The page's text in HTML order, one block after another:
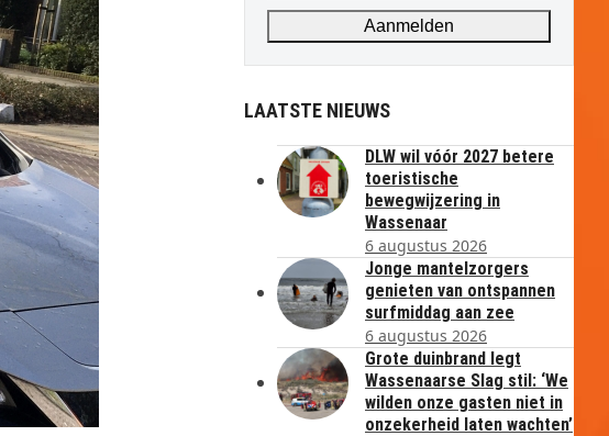
Aanmelden
LAATSTE NIEUWS
DLW wil vóór 2027 betere
toeristische
bewegwijzering in
Wassenaar
6 augustus 2026
Jonge mantelzorgers
genieten van ontspannen
surfmiddag aan zee
6 augustus 2026
Grote duinbrand legt
Wassenaarse Slag stil: ‘We
wilden onze gasten niet in
onzekerheid laten wachten’